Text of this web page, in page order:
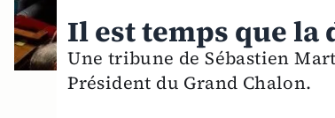
Il est temps que la
Une tribune de Sébastien
Président du Grand Chalon.